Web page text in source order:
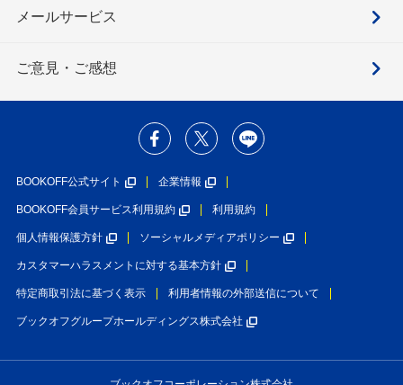
メールサービス
ご意見・ご感想
BOOKOFF公式サイト 企業情報
BOOKOFF会員サービス利用規約 利用規約
個人情報保護方針 ソーシャルメディアポリシー
カスタマーハラスメントに対する基本方針
特定商取引法に基づく表示 利用者情報の外部送信について
ブックオフグループホールディングス株式会社